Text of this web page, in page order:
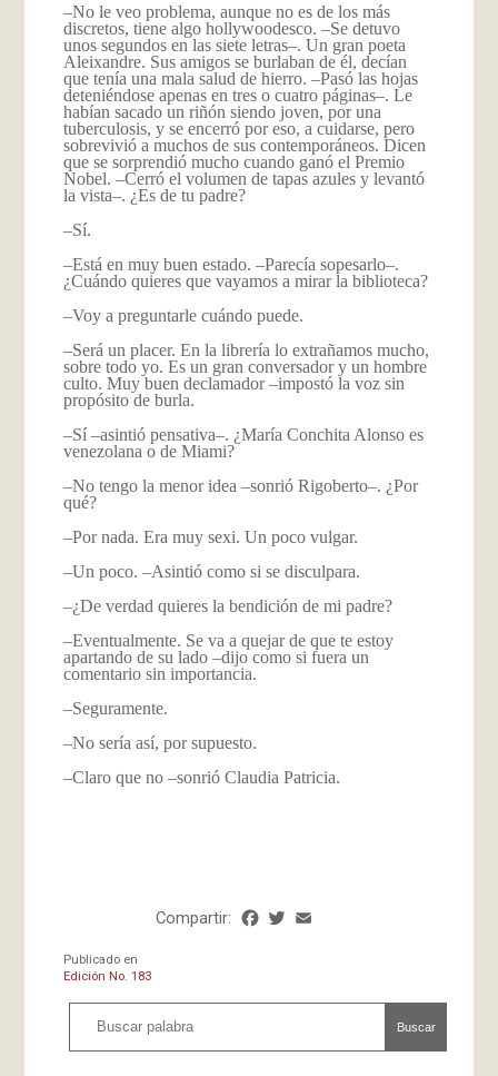
–No le veo problema, aunque no es de los más
discretos, tiene algo hollywoodesco. –Se detuvo
unos segundos en las siete letras–. Un gran poeta
Aleixandre. Sus amigos se burlaban de él, decían
que tenía una mala salud de hierro. –Pasó las hojas
deteniéndose apenas en tres o cuatro páginas–. Le
habían sacado un riñón siendo joven, por una
tuberculosis, y se encerró por eso, a cuidarse, pero
sobrevivió a muchos de sus contemporáneos. Dicen
que se sorprendió mucho cuando ganó el Premio
Nobel. –Cerró el volumen de tapas azules y levantó
la vista–. ¿Es de tu padre?
–Sí.
–Está en muy buen estado. –Parecía sopesarlo–.
¿Cuándo quieres que vayamos a mirar la biblioteca?
–Voy a preguntarle cuándo puede.
–Será un placer. En la librería lo extrañamos mucho,
sobre todo yo. Es un gran conversador y un hombre
culto. Muy buen declamador –impostó la voz sin
propósito de burla.
–Sí –asintió pensativa–. ¿María Conchita Alonso es
venezolana o de Miami?
–No tengo la menor idea –sonrió Rigoberto–. ¿Por
qué?
–Por nada. Era muy sexi. Un poco vulgar.
–Un poco. –Asintió como si se disculpara.
–¿De verdad quieres la bendición de mi padre?
–Eventualmente. Se va a quejar de que te estoy
apartando de su lado –dijo como si fuera un
comentario sin importancia.
–Seguramente.
–No sería así, por supuesto.
–Claro que no –sonrió Claudia Patricia.
Compartir: Facebook
Twitter
Publicado en
Edición No. 183
Buscar